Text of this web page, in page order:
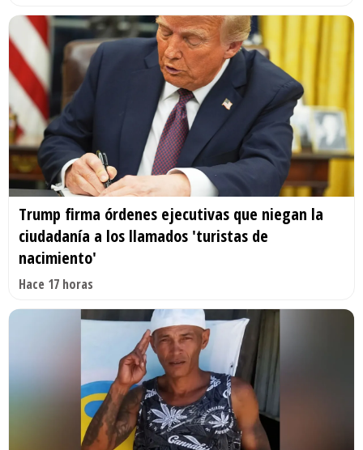
Trump firma órdenes ejecutivas que niegan la
ciudadanía a los llamados 'turistas de
nacimiento'
Hace 17 horas